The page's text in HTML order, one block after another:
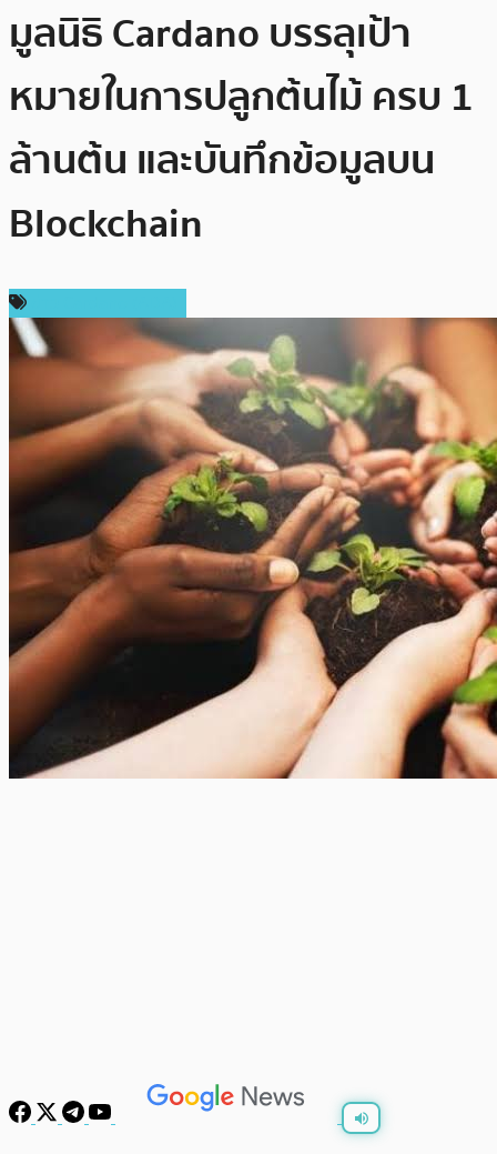
มูลนิธิ Cardano บรรลุเป้า
หมายในการปลูกต้นไม้ ครบ 1
ล้านต้น และบันทึกข้อมูลบน
Blockchain